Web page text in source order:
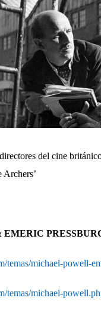
del cine
Archers’
temas/michael-powell-
temas/michael-